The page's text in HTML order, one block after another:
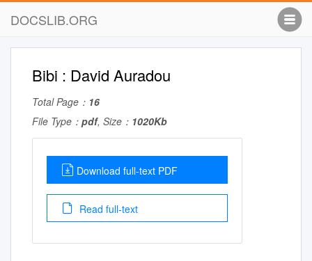
DOCSLIB.ORG
Bibi : David Auradou
Total Page： 16
File Type： pdf, Size： 1020Kb
Download full-text PDF
Read full-text